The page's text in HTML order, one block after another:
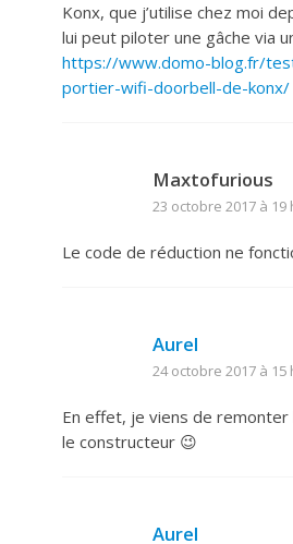
Konx, que j’utilise chez moi
lui peut piloter une gâche via
https://www.domo-blog.fr/
portier-wifi-doorbell-de-konx/
Maxtofurious
23 octobre 2017 à 19
Le code de réduction ne
Aurel
24 octobre 2017 à 15
En effet, je viens de
le constructeur 😉
Aurel